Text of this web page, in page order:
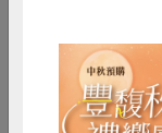
(點